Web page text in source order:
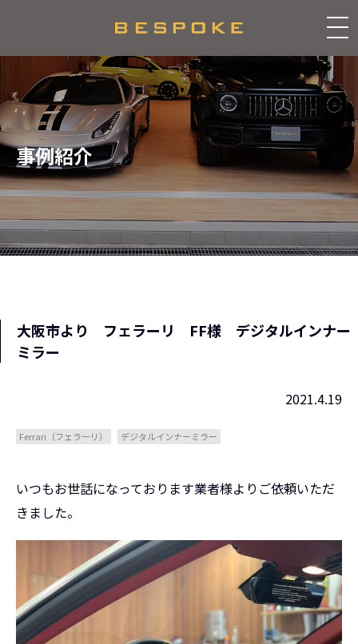
事例紹介
大阪市より フェラーリ FF様 デジタルインナー
ミラー
2021.4.19
Ferrari（フェラーリ） デジタルインナーミラー
いつもお世話になっております業者様よりご依頼いただ
きました。